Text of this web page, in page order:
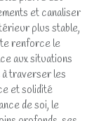
et canaliser
plus stable,
renforce le
aux situations
traverser les
et solidité
de soi, le